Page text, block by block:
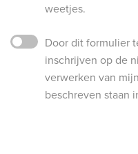
weetjes.
Door dit formulier
inschrijven op de
verwerken van
beschreven staan